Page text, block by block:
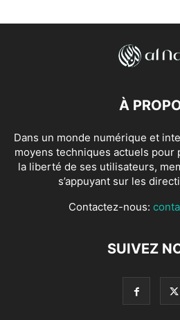
À
Dans un monde numérique et
moyens techniques actuels pour
la liberté de ses utilisateurs,
s’appuyant sur les
Contactez-nous:
SUIVEZ